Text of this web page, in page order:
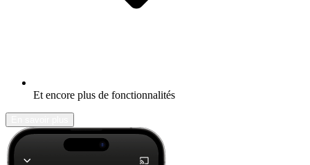
Et encore plus de fonctionnalités